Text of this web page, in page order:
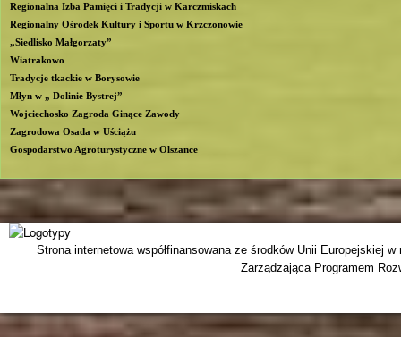
Regionalna Izba Pamięci i Tradycji w Karczmiskach
Regionalny Ośrodek Kultury i Sportu w Krzczonowie
„Siedlisko Małgorzaty”
Wiatrakowo
Tradycje tkackie w Borysowie
Młyn w „ Dolinie Bystrej”
Wojciechosko Zagroda Ginące Zawody
Zagrodowa Osada w Uściążu
Gospodarstwo Agroturystyczne w Olszance
Strona internetowa współfinansowana ze środków Unii Europejskiej
Zarządzająca Programem